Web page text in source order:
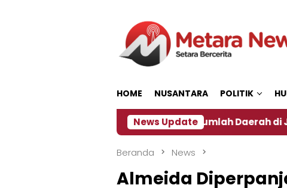
HOME NUSANTARA POLITIK
News Update
Dampak El Nino, Sejumlah Daerah di Jember Alami
Beranda News
Almeida